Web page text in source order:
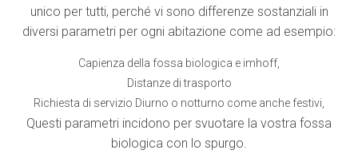
unico per tutti, perché vi sono differenze sostanziali in
diversi parametri per ogni abitazione come ad esempio:
Capienza della fossa biologica e imhoff,
Distanze di trasporto
Richiesta di servizio Diurno o notturno come anche festivi,
Questi parametri incidono per svuotare la vostra fossa
biologica con lo spurgo.